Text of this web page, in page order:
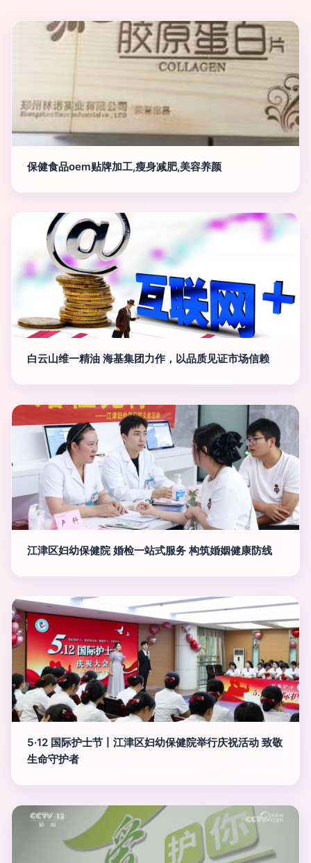
保健食品oem贴牌加工,瘦身减肥,美容养颜
白云山维一精油 海基集团力作，以品质见证市场信赖
江津区妇幼保健院 婚检一站式服务 构筑婚姻健康防线
5·12 国际护士节丨江津区妇幼保健院举行庆祝活动 致敬
生命守护者